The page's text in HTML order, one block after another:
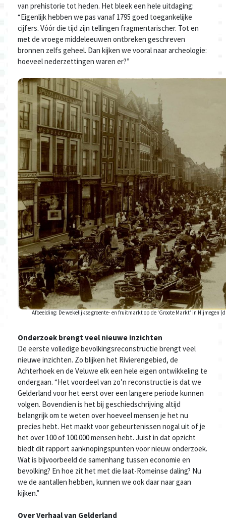
van prehistorie tot heden. Het bleek een hele uitdaging:
“Eigenlijk hebben we pas vanaf 1795 goed toegankelijke
cijfers. Vóór die tijd zijn tellingen fragmentarischer. Tot en
met de vroege middeleeuwen ontbreken geschreven
bronnen zelfs geheel. Dan kijken we vooral naar archeologie:
hoeveel nederzettingen waren er?”
Afbeelding: De wekelijkse groente- en fruitmarkt op de ‘Groote Markt’ in Nijmegen
Onderzoek brengt veel nieuwe inzichten
De eerste volledige bevolkingsreconstructie brengt veel
nieuwe inzichten. Zo blijken het Rivierengebied, de
Achterhoek en de Veluwe elk een hele eigen ontwikkeling te
ondergaan. “Het voordeel van zo’n reconstructie is dat we
Gelderland voor het eerst over een langere periode kunnen
volgen. Bovendien is het bij geschiedschrijving altijd
belangrijk om te weten over hoeveel mensen je het nu
precies hebt. Het maakt voor gebeurtenissen nogal uit of je
het over 100 of 100.000 mensen hebt. Juist in dat opzicht
biedt dit rapport aanknopingspunten voor nieuw onderzoek.
Wat is bijvoorbeeld de samenhang tussen economie en
bevolking? En hoe zit het met die laat-Romeinse daling? Nu
we de aantallen hebben, kunnen we ook daar naar gaan
kijken.”
Over Verhaal van Gelderland